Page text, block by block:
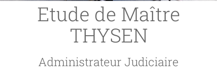
Etude de Maître
THYSEN
Administrateur Judiciaire